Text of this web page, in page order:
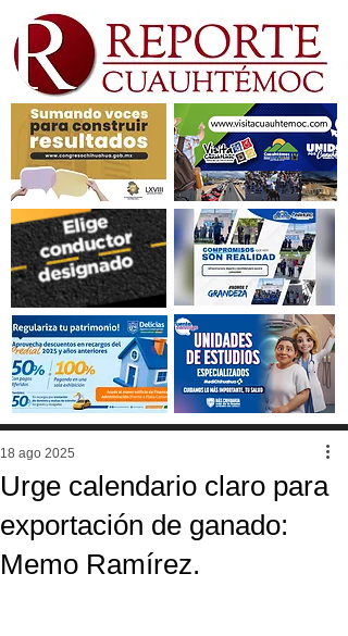
Urge calendario claro para
exportación de ganado:
Memo Ramírez.
18 ago 2025